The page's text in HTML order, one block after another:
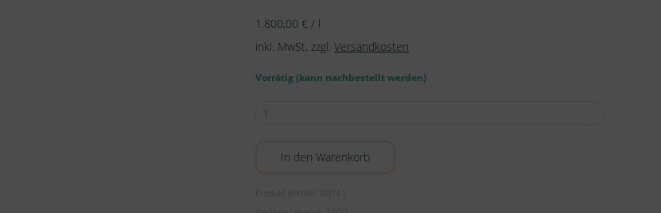
1.800,00 € / l
inkl. MwSt. zzgl. Versandkosten
Vorrätig (kann nachbestellt werden)
Purify
Fluid
In den Warenkorb
Produkt enthält: 0,014